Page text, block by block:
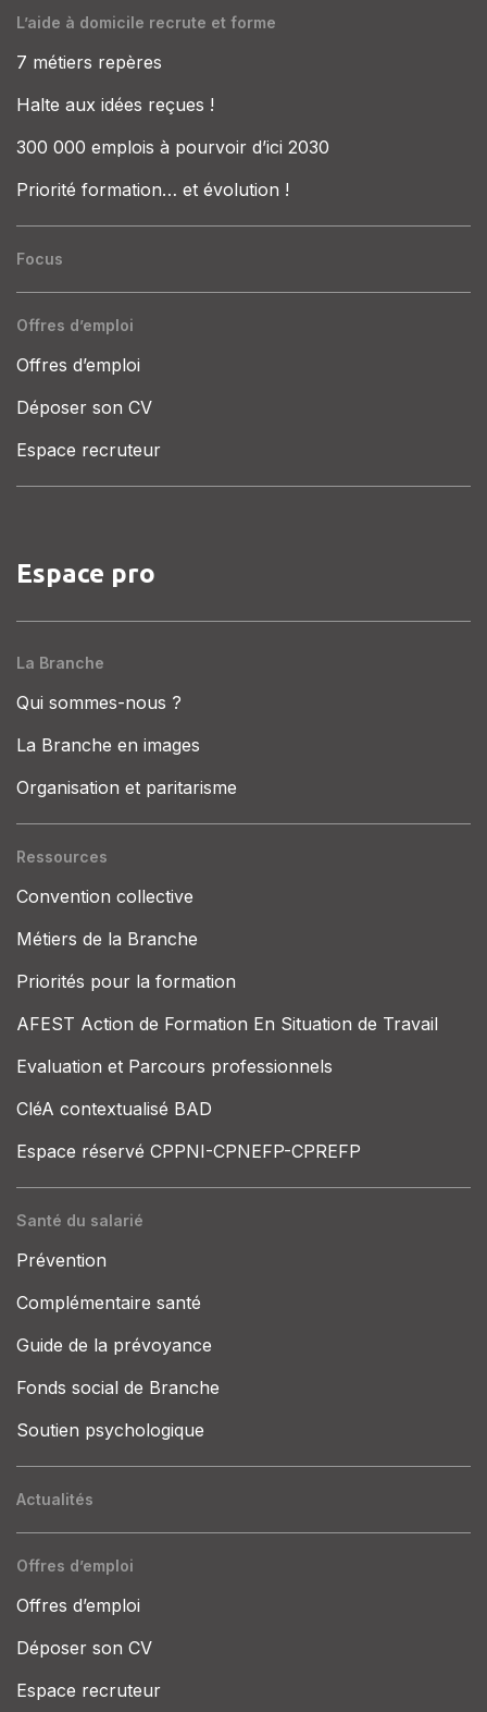
L’aide à domicile recrute et forme
7 métiers repères
Halte aux idées reçues !
300 000 emplois à pourvoir d’ici 2030
Priorité formation… et évolution !
Focus
Offres d’emploi
Offres d’emploi
Déposer son CV
Espace recruteur
Espace pro
La Branche
Qui sommes-nous ?
La Branche en images
Organisation et paritarisme
Ressources
Convention collective
Métiers de la Branche
Priorités pour la formation
AFEST Action de Formation En Situation de Travail
Evaluation et Parcours professionnels
CléA contextualisé BAD
Espace réservé CPPNI-CPNEFP-CPREFP
Santé du salarié
Prévention
Complémentaire santé
Guide de la prévoyance
Fonds social de Branche
Soutien psychologique
Actualités
Offres d’emploi
Offres d’emploi
Déposer son CV
Espace recruteur